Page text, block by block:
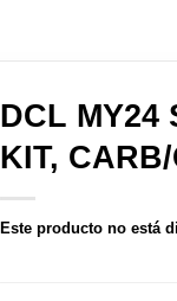
DCL MY24
KIT,
Este producto no está